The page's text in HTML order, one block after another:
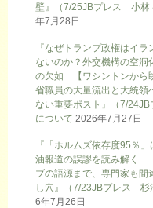
壁』（7/25JBプレス 小林
年7月28日
『なぜトランプ政権はイ
ないのか？外交機構の空洞
の欠如 【ワシントンから
省職員の大量流出と大統領
ない重要ポスト』（7/
について 2026年7月27日
『「ホルムズ依存度95％
油報道の誤謬を読み解く
ブの語源まで、専門家も間
し穴』（7/23JBプレス 杉
6年7月26日